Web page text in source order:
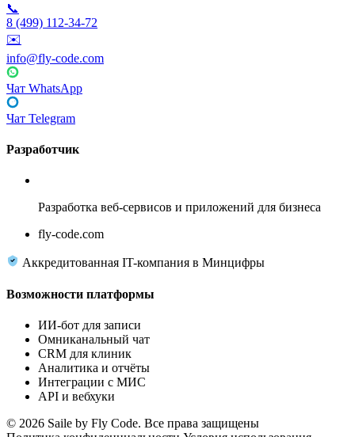
📞
8 (499) 112-34-72
✉️
info@fly-code.com
Чат WhatsApp
Чат Telegram
Разработчик
Разработка веб-сервисов и приложений для бизнеса
fly-code.com
Аккредитованная IT-компания в Минцифры
Возможности платформы
ИИ-бот для записи
Омниканальный чат
CRM для клиник
Аналитика и отчёты
Интеграции с МИС
API и вебхуки
© 2026 Saile by Fly Code. Все права защищены